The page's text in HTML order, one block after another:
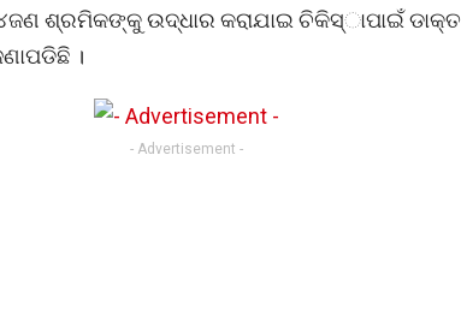
୪ଜଣ ଶ୍ରମିକଙ୍କୁ ଉଦ୍ଧାର କରାଯାଇ ଚିକିସ୍‌ାପାଇଁ
।
- Advertisement -